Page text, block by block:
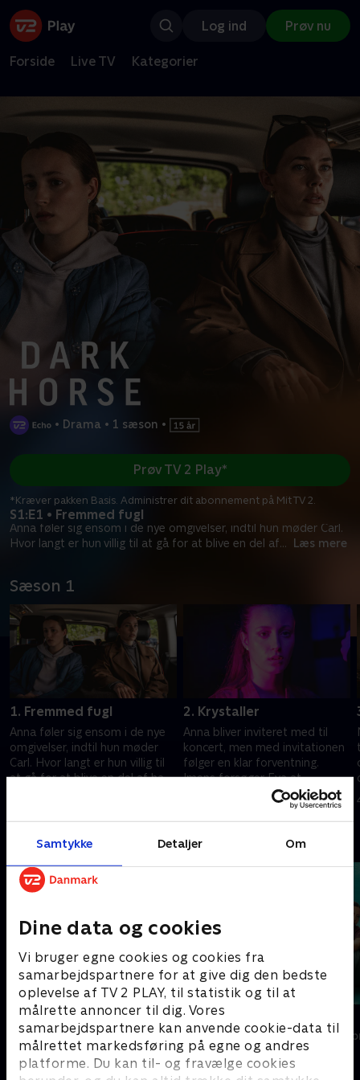
Samtykke Detaljer Om
Dine data og cookies
Vi bruger egne cookies og cookies fra
samarbejdspartnere for at give dig den bedste
oplevelse af TV 2 PLAY, til statistik og til at
målrette annoncer til dig. Vores
samarbejdspartnere kan anvende cookie-data til
målrettet markedsføring på egne og andres
platforme. Du kan til- og fravælge cookies
Log ind Prøv nu
Forside Live TV Kategorier
• Drama • 1 sæson •
S1:E1 • Fremmed fugl
Anna føler sig ensom i de nye omgivelser, indtil hun møder Carl.
Hvor langt er hun villig til at gå for at blive en del af... Læs mere
Prøv TV 2 Play*
*Kræver pakken Basis. Administrer dit abonnement på Mit TV 2.
Sæson 1
1. Fremmed fugl
Anna føler sig ensom i de nye
omgivelser, indtil hun møder
Carl. Hvor langt er hun villig til
at gå for at blive en del af hans
2. Krystaller
Anna bliver inviteret med til
koncert, men med invitationen
følger en klar forventning.
Imens forsøger Eva at
håndtere deres skrantende
28. januar 2024 • 35 min
Andre så også
Dag & nat
Drama • 2 sæsoner
Løgnen
Drama • 1